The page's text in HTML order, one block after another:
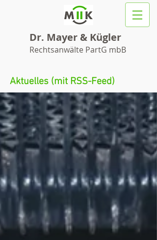
Dr. Mayer & Kügler
Rechtsanwälte PartG mbB
Aktuelles (mit RSS-Feed)